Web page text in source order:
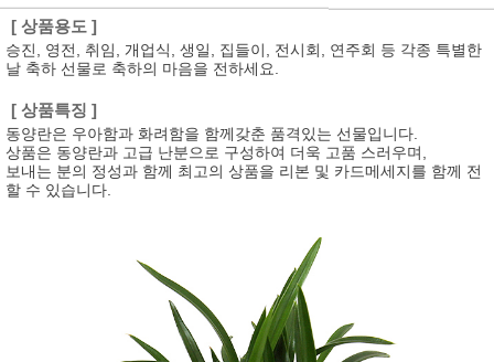
[ 상품용도 ]
승진, 영전, 취임, 개업식, 생일, 집들이, 전시회, 연주회 등 각종 특별한
날 축하 선물로 축하의 마음을 전하세요.
[ 상품특징 ]
동양란은 우아함과 화려함을 함께갖춘 품격있는 선물입니다.
상품은 동양란과 고급 난분으로 구성하여 더욱 고품 스러우며,
보내는 분의 정성과 함께 최고의 상품을 리본 및 카드메세지를 함께 전
할 수 있습니다.